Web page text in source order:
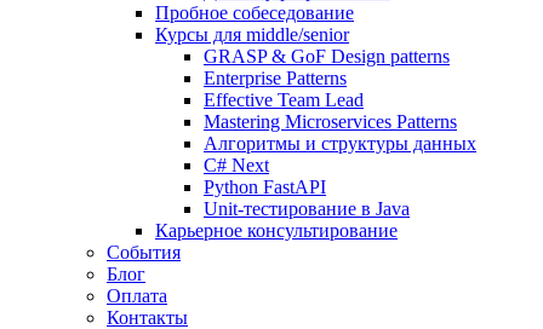
Пробное собеседование
Курсы для middle/senior
GRASP & GoF Design patterns
Enterprise Patterns
Effective Team Lead
Mastering Microservices Patterns
Алгоритмы и структуры данных
C# Next
Python FastAPI
Unit-тестирование в Java
Карьерное консультирование
События
Блог
Оплата
Контакты